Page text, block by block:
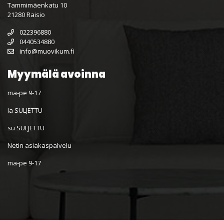
Tammimäenkatu 10
21280 Raisio
022396880
0440534880
info@muovikum.fi
Myymälä avoinna
ma-pe 9-17
la SULJETTU
su SULJETTU
Netin asiakaspalvelu
ma-pe 9-17